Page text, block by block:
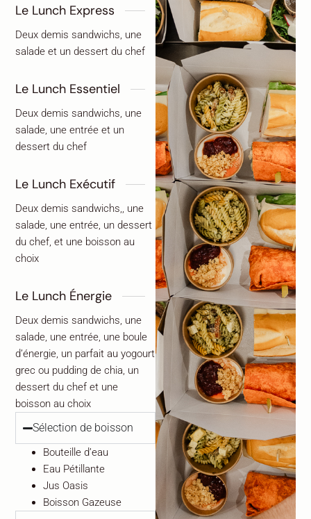
Le Lunch Express
Deux demis sandwichs, une
salade et un dessert du chef
Le Lunch Essentiel
Deux demis sandwichs, une
salade, une entrée et un
dessert du chef
Le Lunch Exécutif
Deux demis sandwichs,, une
salade, une entrée, un dessert
du chef, et une boisson au
choix
Le Lunch Énergie
Deux demis sandwichs, une
salade, une entrée, une boule
d’énergie, un parfait au yogourt
grec ou pudding de chia, un
dessert du chef et une
boisson au choix
Sélection de boisson
Bouteille d’eau
Eau Pétillante
Jus Oasis
Boisson Gazeuse